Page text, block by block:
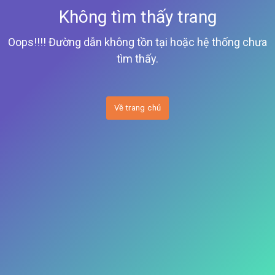
Không tìm thấy trang
Oops!!!! Đường dẫn không tồn tại hoặc hệ thống chưa
tìm thấy.
Về trang chủ